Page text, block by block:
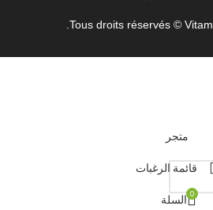
Tous droits réservés ©
متجر
قائمة الرغبات
0 السلة